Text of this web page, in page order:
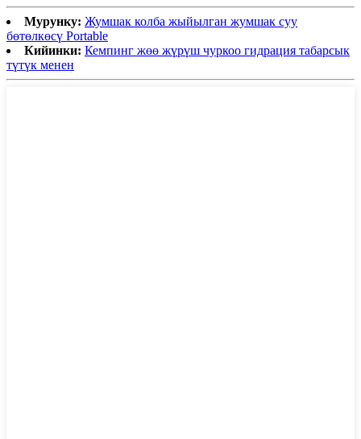
Мурунку: Жумшак колба жыйылган жумшак суу
бөтөлкөсү Portable
Кийинки: Кемпинг жөө жүрүш чуркоо гидрация табарсык
түтүк менен